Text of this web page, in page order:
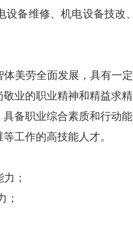
设备维修、机电设备技改
美劳全面发展，具有一
业的职业精神和精益求
备职业综合素质和行动
工作的高技能人才。
；
；